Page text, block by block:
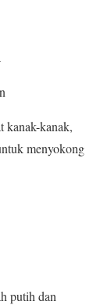
kanak-kanak,
menyokong
putih dan